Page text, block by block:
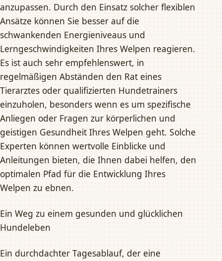
anzupassen. Durch den Einsatz solcher flexiblen
Ansätze können Sie besser auf die
schwankenden Energieniveaus und
Lerngeschwindigkeiten Ihres Welpen reagieren.
Es ist auch sehr empfehlenswert, in
regelmäßigen Abständen den Rat eines
Tierarztes oder qualifizierten Hundetrainers
einzuholen, besonders wenn es um spezifische
Anliegen oder Fragen zur körperlichen und
geistigen Gesundheit Ihres Welpen geht. Solche
Experten können wertvolle Einblicke und
Anleitungen bieten, die Ihnen dabei helfen, den
optimalen Pfad für die Entwicklung Ihres
Welpen zu ebnen.
Ein Weg zu einem gesunden und glücklichen
Hundeleben
Ein durchdachter Tagesablauf, der eine